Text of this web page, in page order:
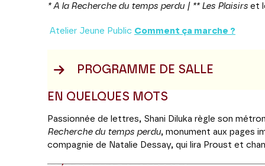
* A la Recherche du temps perdu | ** Les Plaisirs et
Atelier Jeune Public Comment ça marche ?
PROGRAMME DE SALLE
EN QUELQUES MOTS
Passionnée de lettres, Shani Diluka règle son
Recherche du temps perdu, monument aux pages
compagnie de Natalie Dessay, qui lira Proust et